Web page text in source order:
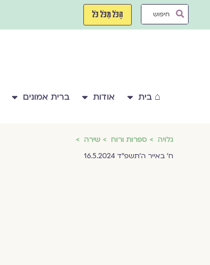
Search
הַכֹּל מִכֹּל כֹּל
⌂ בית אודות ברית אמונים
גלויה ספרות ורוח
שירה
ח׳ באייר ה׳תשפ״ד 16.5.2024